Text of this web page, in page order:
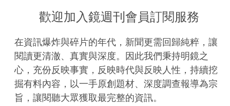
歡迎加入鏡週刊會員訂閱服務
在資訊爆炸與碎片的年代，新聞更需回歸純粹，讓
閱讀更清澈、真實與深度。因此我們秉持明鏡之
心，充份反映事實，反映時代與反映人性，持續挖
掘有料內容，以一手原創題材、深度調查報導為宗
旨，讓閱聽大眾獲取最完整的資訊。